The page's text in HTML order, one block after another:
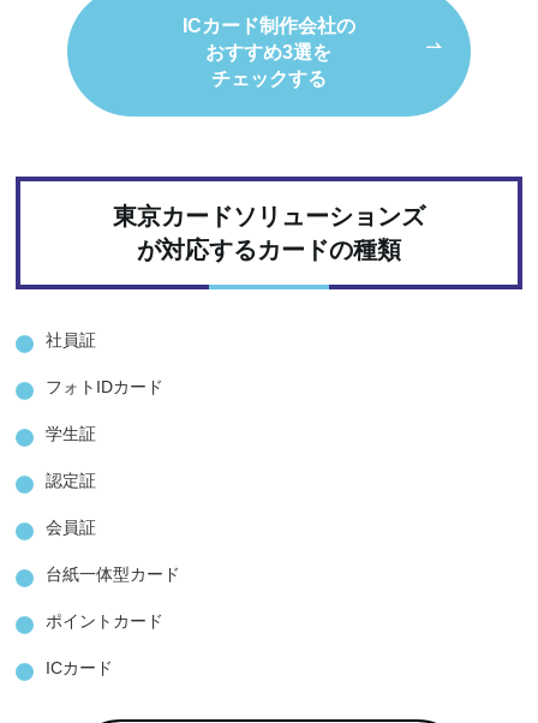
ICカード制作会社の
おすすめ3選を
チェックする
東京カードソリューションズ
が対応するカードの種類
社員証
フォトIDカード
学生証
認定証
会員証
台紙一体型カード
ポイントカード
ICカード